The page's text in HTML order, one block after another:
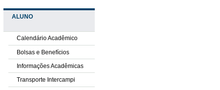
ALUNO
Calendário Acadêmico
Bolsas e Benefícios
Informações Acadêmicas
Transporte Intercampi